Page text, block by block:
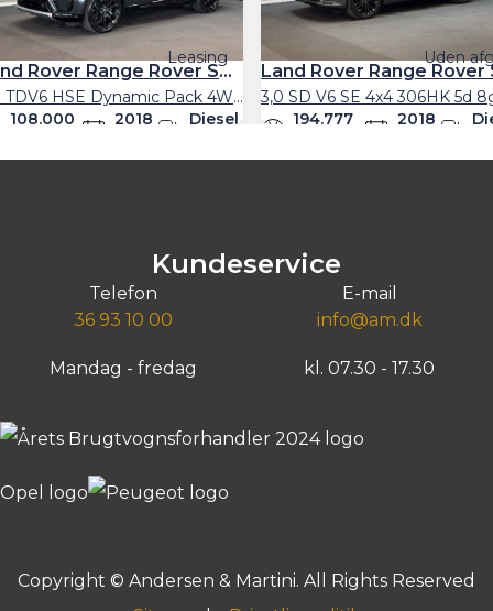
Leasing
Land Rover Range Rover Sport
3,0 TDV6 HSE Dynamic Pack 4WD 249HK 5d 8g Aut.
108.000
2018 Diesel
Uden
194.777
2018
Greve, Agenavej 15
Kundeservice
Telefon
36 93 10 00
E-mail
info@am.dk
Mandag - fredag kl. 07.30 - 17.30
Copyright © Andersen & Martini. All Rights Reserved